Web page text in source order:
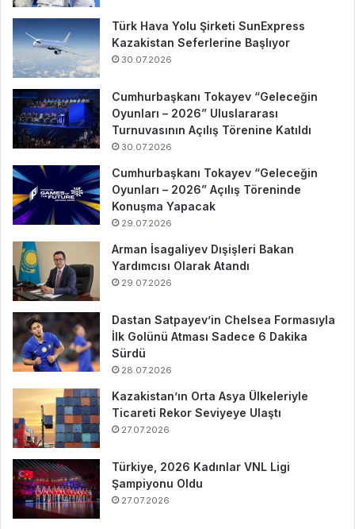
Türk Hava Yolu Şirketi SunExpress
Kazakistan Seferlerine Başlıyor
30.07.2026
Cumhurbaşkanı Tokayev “Geleceğin
Oyunları – 2026” Uluslararası
Turnuvasının Açılış Törenine Katıldı
30.07.2026
Cumhurbaşkanı Tokayev “Geleceğin
Oyunları – 2026” Açılış Töreninde
Konuşma Yapacak
29.07.2026
Arman İsagaliyev Dışişleri Bakan
Yardımcısı Olarak Atandı
29.07.2026
Dastan Satpayev’in Chelsea Formasıyla
İlk Golünü Atması Sadece 6 Dakika
Sürdü
28.07.2026
Kazakistan’ın Orta Asya Ülkeleriyle
Ticareti Rekor Seviyeye Ulaştı
27.07.2026
Türkiye, 2026 Kadınlar VNL Ligi
Şampiyonu Oldu
27.07.2026